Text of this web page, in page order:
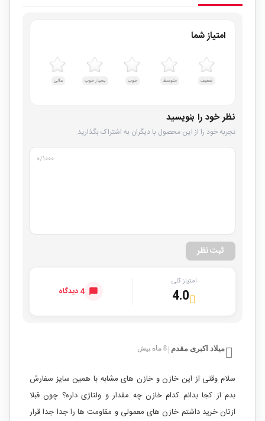
امتیاز شما
ضعیف متوسط خوب بسیار خوب عالی
نظر خود را بنویسید
تجربه خود را از این محصول با دیگران به اشتراک بگذارید.
۰/۱۰۰۰
ثبت نظر
امتیاز کلی
4.0 4 دیدگاه
میلاد اکبری مقدم 8 ماه پیش
سلام وقتی از این خازن و خازن های مشابه با همین سایز سفارش
بدم از کجا بدانم کدام خازن چه مقدار و ولتاژی داره؟ چون قبلا
ازتان خرید داشتم خازن های معمولی و مقاومت ها را جدا جدا قرار